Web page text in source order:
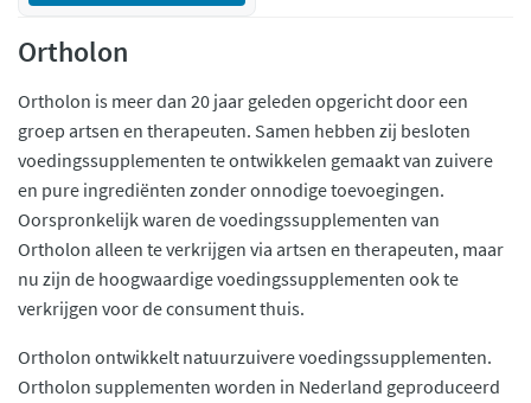
Ortholon
Ortholon is meer dan 20 jaar geleden opgericht door een
groep artsen en therapeuten. Samen hebben zij besloten
voedingssupplementen te ontwikkelen gemaakt van zuivere
en pure ingrediënten zonder onnodige toevoegingen.
Oorspronkelijk waren de voedingssupplementen van
Ortholon alleen te verkrijgen via artsen en therapeuten, maar
nu zijn de hoogwaardige voedingssupplementen ook te
verkrijgen voor de consument thuis.
Ortholon ontwikkelt natuurzuivere voedingssupplementen.
Ortholon supplementen worden in Nederland geproduceerd